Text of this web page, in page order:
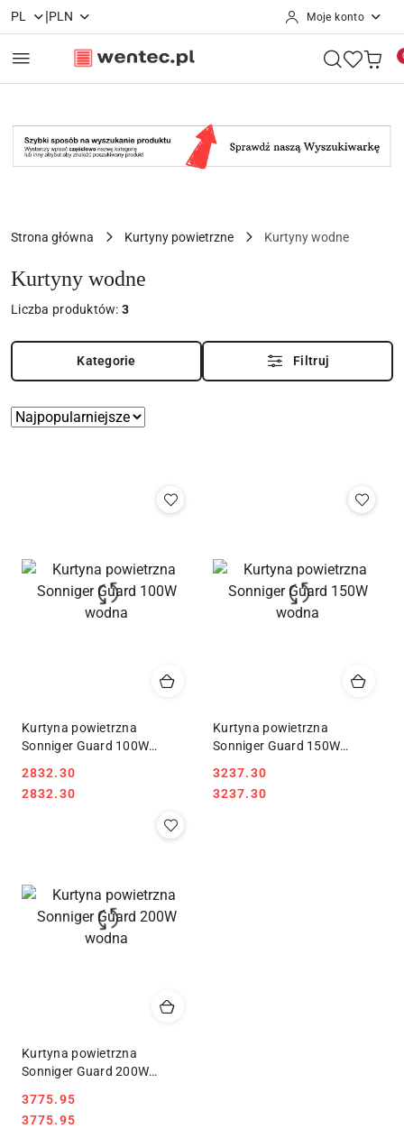
Przejdź do treści głównej
Przejdź do wyszukiwarki
Przejdź do moje konto
Przejdź do menu głównego
Przejdź do stopki
PL |PLN Moje konto
Strona główna Kurtyny powietrzne Kurtyny wodne
Kurtyny wodne
Liczba produktów:3
Kategorie Filtruj
Zastosowano
Sortuj
Kurtyna powietrzna
Sonniger Guard 100W
Cena:
2832.30
Cena:
2832.30
Kurtyna powietrzna
Sonniger Guard 150W
Cena:
3237.30
Cena:
3237.30
Kurtyna powietrzna
Sonniger Guard 200W
Cena:
3775.95
Cena:
3775.95